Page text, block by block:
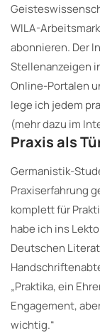
WILA-
abonnieren. Der
Stellenanzeigen
Online-Portalen
lege ich jedem
(mehr dazu im
Praxis als
Germanistik-
Praxiserfahrung
komplett für
habe ich ins
Deutschen
„Praktika, ein
Engagement,
wichtig.“